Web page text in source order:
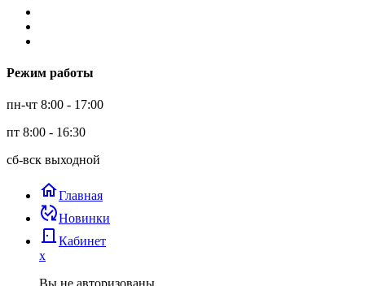
Режим работы
пн-чт 8:00 - 17:00
пт 8:00 - 16:30
сб-вск выходной
homeГлавная
published_with_changesНовинки
door_back Кабинет
x
Вы не авторизованы